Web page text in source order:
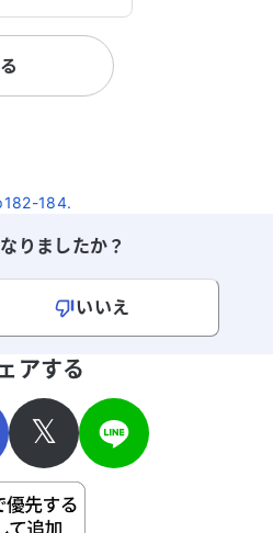
を受けた結
病やクローン
、症
えられる原因
です。どのよ
ドバイスをい
に確認したい
かどうかを伺
お願いいたし
184.
りましたか？
いいえ
病気の詳細などの個人情報は入れないでくだ
アする
𝕏